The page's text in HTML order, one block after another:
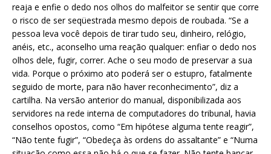
reaja e enfie o dedo nos olhos do malfeitor se sentir que corre
o risco de ser seqüestrada mesmo depois de roubada. “Se a
pessoa leva você depois de tirar tudo seu, dinheiro, relógio,
anéis, etc., aconselho uma reação qualquer: enfiar o dedo nos
olhos dele, fugir, correr. Ache o seu modo de preservar a sua
vida. Porque o próximo ato poderá ser o estupro, fatalmente
seguido de morte, para não haver reconhecimento”, diz a
cartilha. Na versão anterior do manual, disponibilizada aos
servidores na rede interna de computadores do tribunal, havia
conselhos opostos, como “Em hipótese alguma tente reagir”,
“Não tente fugir”, “Obedeça às ordens do assaltante” e “Numa